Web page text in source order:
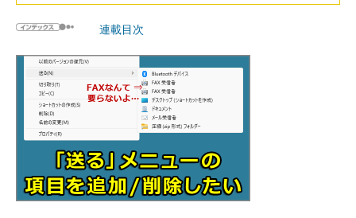
連載目次